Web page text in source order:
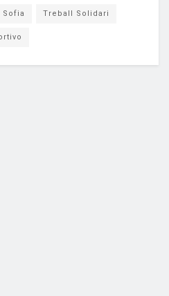
Sofia Treball Solidari